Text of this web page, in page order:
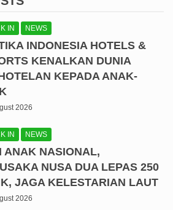
IN NEWS
INDONESIA HOTELS &
KENALKAN DUNIA
KEPADA ANAK-
2026
IN NEWS
ANAK NASIONAL,
NUSA DUA LEPAS 250
JAGA KELESTARIAN LAUT
2026